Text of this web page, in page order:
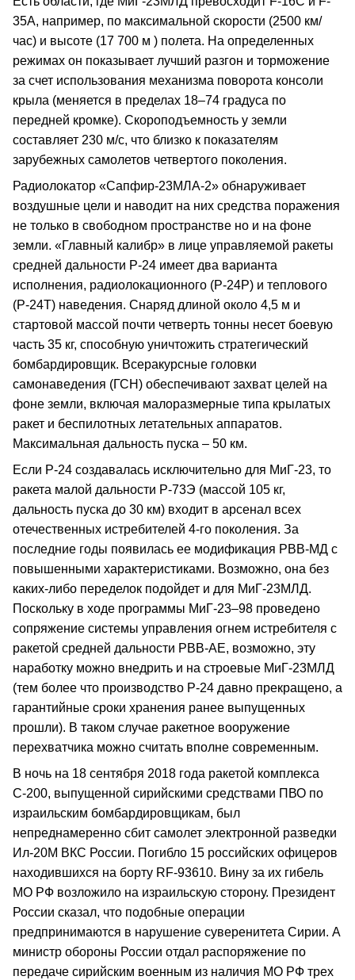
35A, например, по максимальной скорости (2500 км/
час) и высоте (17 700 м ) полета. На определенных
режимах он показывает лучший разгон и торможение
за счет использования механизма поворота консоли
крыла (меняется в пределах 18–74 градуса по
передней кромке). Скороподъемность у земли
составляет 230 м/с, что близко к показателям
зарубежных самолетов четвертого поколения.
Радиолокатор «Сапфир-23МЛА-2» обнаруживает
воздушные цели и наводит на них средства поражения
не только в свободном пространстве но и на фоне
земли. «Главный калибр» в лице управляемой ракеты
средней дальности Р-24 имеет два варианта
исполнения, радиолокационного (Р-24Р) и теплового
(Р-24Т) наведения. Снаряд длиной около 4,5 м и
стартовой массой почти четверть тонны несет боевую
часть 35 кг, способную уничтожить стратегический
бомбардировщик. Всеракурсные головки
самонаведения (ГСН) обеспечивают захват целей на
фоне земли, включая малоразмерные типа крылатых
ракет и беспилотных летательных аппаратов.
Максимальная дальность пуска – 50 км.
Если Р-24 создавалась исключительно для МиГ-23, то
ракета малой дальности Р-73Э (массой 105 кг,
дальность пуска до 30 км) входит в арсенал всех
отечественных истребителей 4-го поколения. За
последние годы появилась ее модификация РВВ-МД с
повышенными характеристиками. Возможно, она без
каких-либо переделок подойдет и для МиГ-23МЛД.
Поскольку в ходе программы МиГ-23–98 проведено
сопряжение системы управления огнем истребителя с
ракетой средней дальности РВВ-АЕ, возможно, эту
наработку можно внедрить и на строевые МиГ-23МЛД
(тем более что производство Р-24 давно прекращено, а
гарантийные сроки хранения ранее выпущенных
прошли). В таком случае ракетное вооружение
перехватчика можно считать вполне современным.
В ночь на 18 сентября 2018 года ракетой комплекса
С-200, выпущенной сирийскими средствами ПВО по
израильским бомбардировщикам, был
непреднамеренно сбит самолет электронной разведки
Ил-20М ВКС России. Погибло 15 российских офицеров
находившихся на борту RF-93610. Вину за их гибель
МО РФ возложило на израильскую сторону. Президент
России сказал, что подобные операции
предпринимаются в нарушение суверенитета Сирии. А
министр обороны России отдал распоряжение по
передаче сирийским военным из наличия МО РФ трех